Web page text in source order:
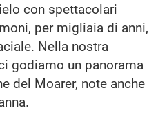
con spettacolari
per migliaia di anni,
Nella nostra
godiamo un panorama
del Moarer, note anche